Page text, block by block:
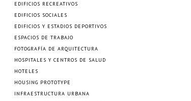
EDIFICIOS RECREATIVOS
EDIFICIOS SOCIALES
EDIFICIOS Y ESTADIOS DEPORTIVOS
ESPACIOS DE TRABAJO
FOTOGRAFÍA DE ARQUITECTURA
HOSPITALES Y CENTROS DE SALUD
HOTELES
HOUSING PROTOTYPE
INFRAESTRUCTURA URBANA